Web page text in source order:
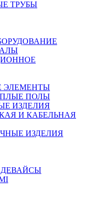
ТРУБЫ
ЭЛЕМЕНТЫ
ПОЛЫ
ИЗДЕЛИЯ
И КАБЕЛЬНАЯ
ИЗДЕЛИЯ